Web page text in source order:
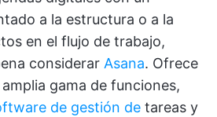
a la estructura o a la
en el flujo de trabajo,
considerar Asana. Ofrece
gama de funciones,
de gestión de tareas y